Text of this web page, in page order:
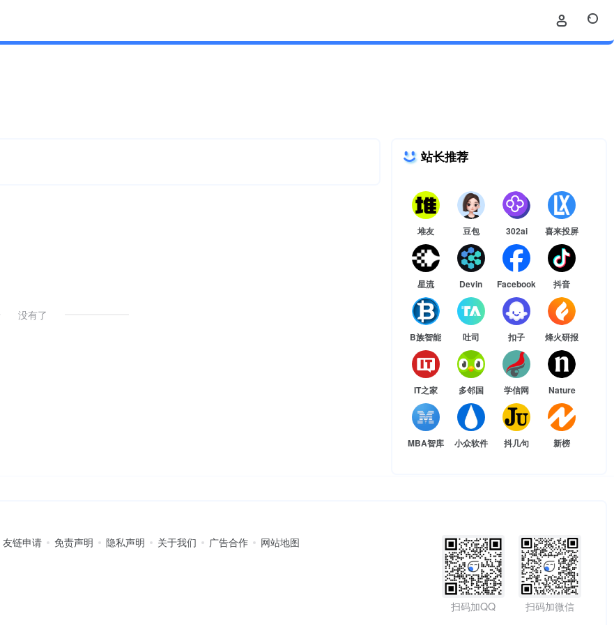
没有了
站长推荐
堆友 豆包 302ai 喜来投屏
星流 Devin Facebook 抖音
B族智能 吐司 扣子 烽火研报
IT之家 多邻国 学信网 Nature
MBA智库 小众软件 抖几句 新榜
友链申请 免责声明 隐私声明 关于我们 广告合作 网站地图
扫码加QQ 扫码加微信